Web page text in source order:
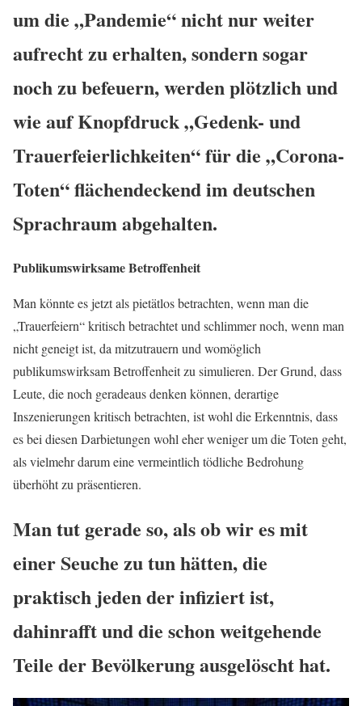
um die „Pandemie“ nicht nur weiter
aufrecht zu erhalten, sondern sogar
noch zu befeuern, werden plötzlich und
wie auf Knopfdruck „Gedenk- und
Trauerfeierlichkeiten“ für die „Corona-
Toten“ flächendeckend im deutschen
Sprachraum abgehalten.
Publikumswirksame Betroffenheit
Man könnte es jetzt als pietätlos betrachten, wenn man die
„Trauerfeiern“ kritisch betrachtet und schlimmer noch, wenn man
nicht geneigt ist, da mitzutrauern und womöglich
publikumswirksam Betroffenheit zu simulieren. Der Grund, dass
Leute, die noch geradeaus denken können, derartige
Inszenierungen kritisch betrachten, ist wohl die Erkenntnis, dass
es bei diesen Darbietungen wohl eher weniger um die Toten geht,
als vielmehr darum eine vermeintlich tödliche Bedrohung
überhöht zu präsentieren.
Man tut gerade so, als ob wir es mit
einer Seuche zu tun hätten, die
praktisch jeden der infiziert ist,
dahinrafft und die schon weitgehende
Teile der Bevölkerung ausgelöscht hat.